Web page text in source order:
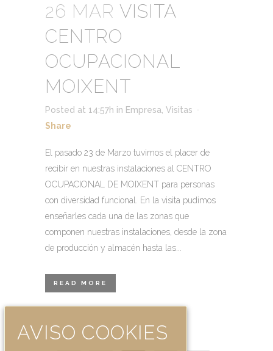
26 MAR VISITA
CENTRO
OCUPACIONAL
MOIXENT
Posted at 14:57h in Empresa Visitas
Share
El pasado 23 de Marzo tuvimos el placer de
recibir en nuestras instalaciones al CENTRO
OCUPACIONAL DE MOIXENT para personas
con diversidad funcional. En la visita pudimos
enseñarles cada una de las zonas que
componen nuestras instalaciones, desde la zona
de producción y almacén hasta las...
READ MORE
AVISO COOKIES